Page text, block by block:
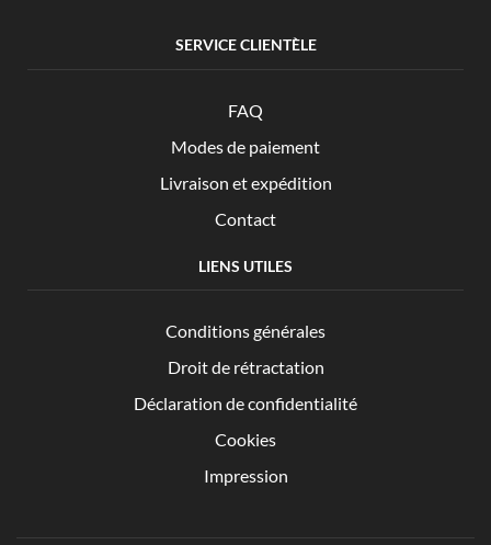
SERVICE CLIENTÈLE
FAQ
Modes de paiement
Livraison et expédition
Contact
LIENS UTILES
Conditions générales
Droit de rétractation
Déclaration de confidentialité
Cookies
Impression